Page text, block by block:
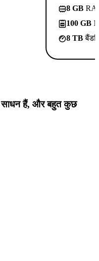
8 GB
100 GB
8 TB
हैं, और बहुत कुछ